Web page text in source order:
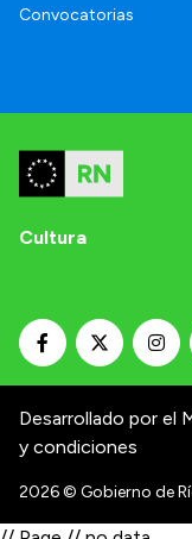
Convocatorias
Cultura
Desarrollado por el
y condiciones
2026© Gobierno de